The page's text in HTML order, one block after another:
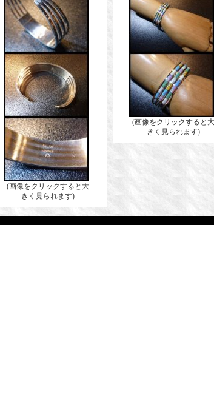
(画像をクリックすると大
きく見られます)
(画像をクリックすると大
きく見られます)